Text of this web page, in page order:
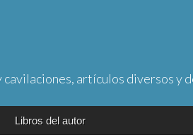
artículos diversos y
Libros del autor